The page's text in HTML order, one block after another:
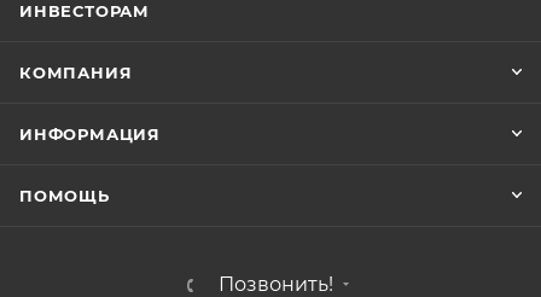
ИНВЕСТОРАМ
КОМПАНИЯ
ИНФОРМАЦИЯ
ПОМОЩЬ
Позвонить!